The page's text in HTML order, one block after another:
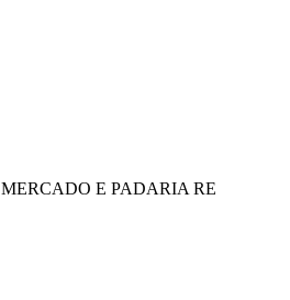
MERCADO E PADARIA RE